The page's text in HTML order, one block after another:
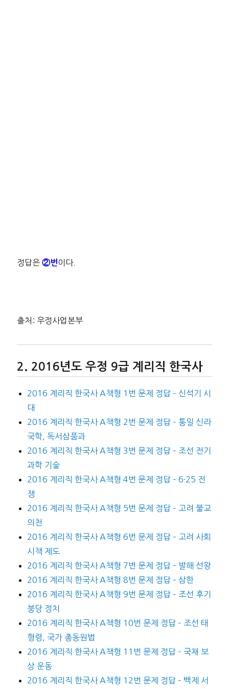
정답은②번 이다.
출처: 우정사업본부
2016년도 우정 9급 계리직 한국사
2016 계리직 한국사 A책형 1번 문제 정답 – 신석기 시
대
2016 계리직 한국사 A책형 2번 문제 정답 – 통일 신라
국학, 독서삼품과
2016 계리직 한국사 A책형 3번 문제 정답 – 조선 전기
과학 기술
2016 계리직 한국사 A책형 4번 문제 정답 – 6·25 전
쟁
2016 계리직 한국사 A책형 5번 문제 정답 – 고려 불교
의천
2016 계리직 한국사 A책형 6번 문제 정답 – 고려 사회
시책 제도
2016 계리직 한국사 A책형 7번 문제 정답 – 발해 선왕
2016 계리직 한국사 A책형 8번 문제 정답 – 삼한
2016 계리직 한국사 A책형 9번 문제 정답 – 조선 후기
붕당 정치
2016 계리직 한국사 A책형 10번 문제 정답 – 조선 태
형령, 국가 총동원법
2016 계리직 한국사 A책형 11번 문제 정답 – 국채 보
상 운동
2016 계리직 한국사 A책형 12번 문제 정답 – 백제 서